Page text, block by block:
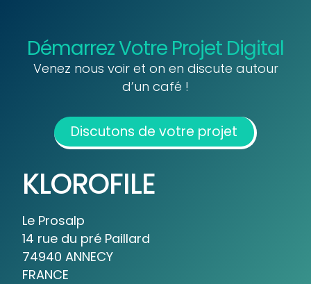
Démarrez Votre Projet Digital
Venez nous voir et on en discute autour
d’un café !
Discutons de votre projet
KLOROFILE
Le Prosalp
14 rue du pré Paillard
74940 ANNECY
FRANCE